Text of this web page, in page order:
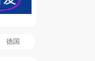
德国